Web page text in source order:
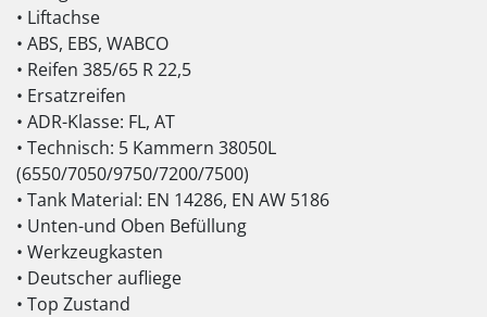
• Liftachse
• ABS, EBS, WABCO
• Reifen 385/65 R 22,5
• Ersatzreifen
• ADR-Klasse: FL, AT
• Technisch: 5 Kammern 38050L
(6550/7050/9750/7200/7500)
• Tank Material: EN 14286, EN AW 5186
• Unten-und Oben Befüllung
• Werkzeugkasten
• Deutscher aufliege
• Top Zustand